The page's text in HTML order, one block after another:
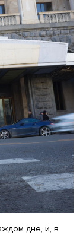
дне, и, в